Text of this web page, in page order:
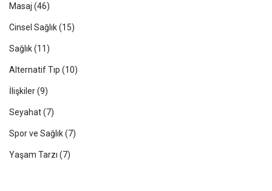
Masaj (46)
Cinsel Sağlık(15)
Sağlık(11)
Alternatif Tıp (10)
İlişkiler(9)
Seyahat(7)
Spor ve Sağlık(7)
Yaşam Tarzı (7)